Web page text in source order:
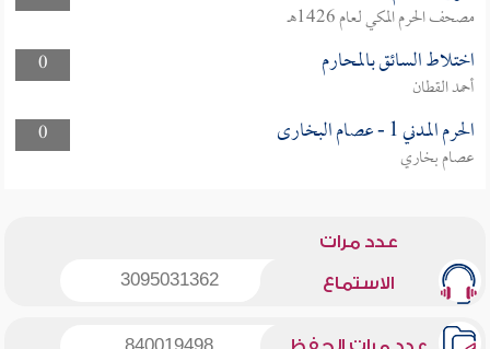
مصحف الحرم المكي لعام 1426هـ
0
اختلاط السائق بالمحارم
أحمد القطان
0
الحرم المدني 1 - عصام البخارى
عصام بخاري
عدد مرات
الاستماع 3095031362